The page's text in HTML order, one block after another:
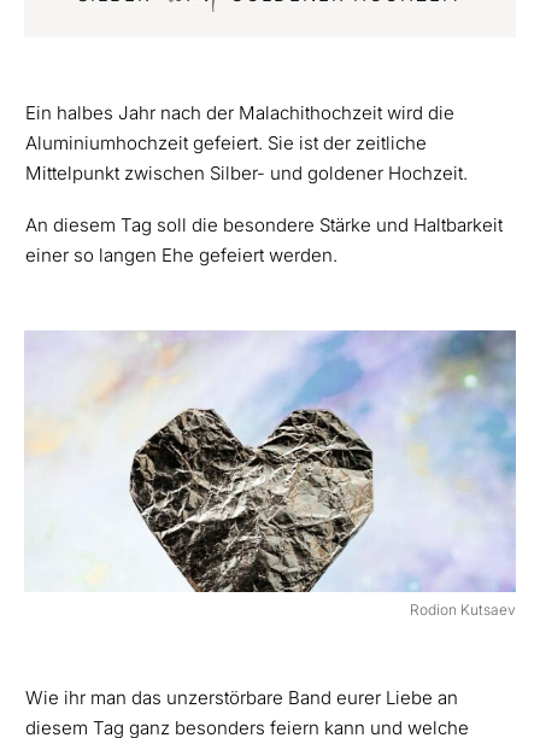
Ein halbes Jahr nach der Malachithochzeit wird die
Aluminiumhochzeit gefeiert. Sie ist der zeitliche
Mittelpunkt zwischen Silber- und goldener Hochzeit.
An diesem Tag soll die besondere Stärke und Haltbarkeit
einer so langen Ehe gefeiert werden.
Rodion Kutsaev
Wie ihr man das unzerstörbare Band eurer Liebe an
diesem Tag ganz besonders feiern kann und welche